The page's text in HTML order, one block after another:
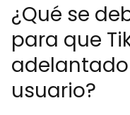
¿Qué se
para que
usuario?